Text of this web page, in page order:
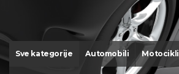
Sve kategorije Automobili Motocikli